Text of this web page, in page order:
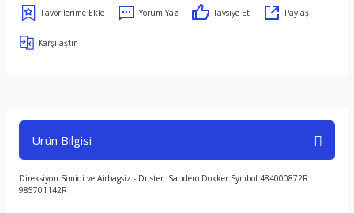
Yorum Yaz Tavsiye Et Paylaş
Karşılaştır
Ürün Bilgisi
Direksiyon Simidi ve Airbagsiz - Duster Sandero Dokker Symbol 484000872R
985701142R